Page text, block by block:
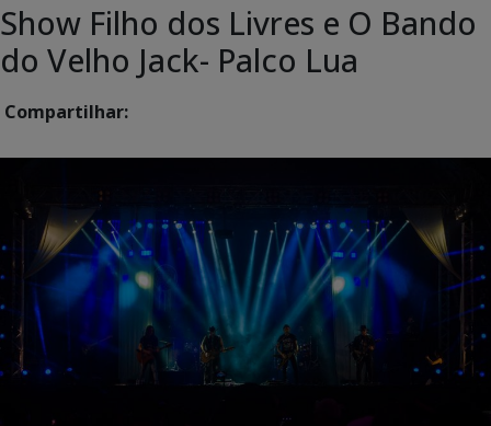
Show Filho dos Livres e O Bando
do Velho Jack- Palco Lua
Compartilhar: